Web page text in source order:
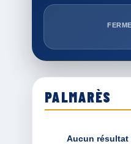
PALMARÈS
Aucun résultat